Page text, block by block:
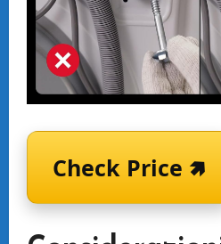
Check Price 🢅